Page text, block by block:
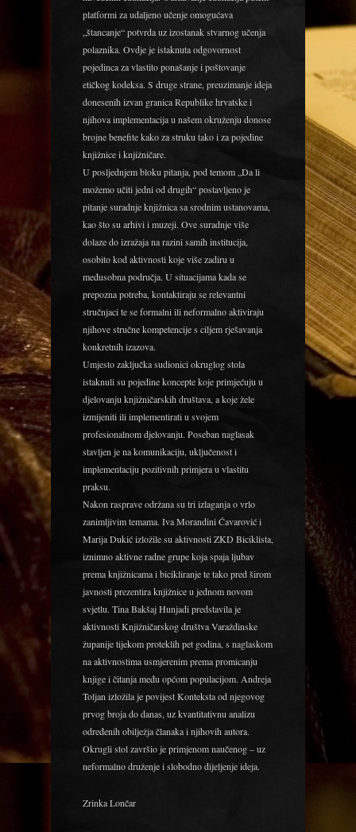
platformi za udaljeno učenje omogućava
„štancanje“ potvrda uz izostanak stvarnog učenja
polaznika. Ovdje je istaknuta odgovornost
pojedinca za vlastito ponašanje i poštovanje
etičkog kodeksa. S druge strane, preuzimanje ideja
donesenih izvan granica Republike hrvatske i
njihova implementacija u našem okruženju donose
brojne benefite kako za struku tako i za pojedine
knjižnice i knjižničare.
U posljednjem bloku pitanja, pod temom „Da li
možemo učiti jedni od drugih“ postavljeno je
pitanje suradnje knjižnica sa srodnim ustanovama,
kao što su arhivi i muzeji. Ove suradnje više
dolaze do izražaja na razini samih institucija,
osobito kod aktivnosti koje više zadiru u
međusobna područja. U situacijama kada se
prepozna potreba, kontaktiraju se relevantni
stručnjaci te se formalni ili neformalno aktiviraju
njihove stručne kompetencije s ciljem rješavanja
konkretnih izazova.
Umjesto zaključka sudionici okruglog stola
istaknuli su pojedine koncepte koje primjećuju u
djelovanju knjižničarskih društava, a koje žele
izmijeniti ili implementirati u svojem
profesionalnom djelovanju. Poseban naglasak
stavljen je na komunikaciju, uključenost i
implementaciju pozitivnih primjera u vlastitu
praksu.
Nakon rasprave održana su tri izlaganja o vrlo
zanimljivim temama. Iva Morandini Ćavarović i
Marija Dukić izložile su aktivnosti ZKD Biciklista,
iznimno aktivne radne grupe koja spaja ljubav
prema knjižnicama i bicikliranje te tako pred širom
javnosti prezentira knjižnice u jednom novom
svjetlu. Tina Bakšaj Hunjadi predstavila je
aktivnosti Knjižničarskog društva Varaždinske
županije tijekom proteklih pet godina, s naglaskom
na aktivnostima usmjerenim prema promicanju
knjige i čitanja među općom populacijom. Andreja
Toljan izložila je povijest Konteksta od njegovog
prvog broja do danas, uz kvantitativnu analizu
određenih obilježja članaka i njihovih autora.
Okrugli stol završio je primjenom naučenog – uz
neformalno druženje i slobodno dijeljenje ideja.
Zrinka Lončar